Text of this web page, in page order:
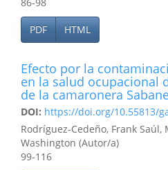
PDF HTML
Efecto por la
en la salud ocupacional
de la camaronera
DOI: https://doi.org/10.55813/
Rodríguez-Cedeño, Frank Saúl,
Washington (Autor/a)
99-116